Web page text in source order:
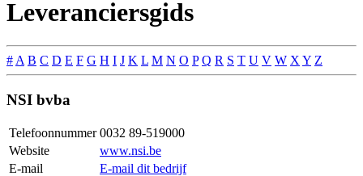
Leveranciersgids
# A B C D E F G H I J K L M N O P Q R S T U V W X Y Z
NSI bvba
Telefoonnummer 0032 89-519000
Website
www.nsi.be
E-mail
E-mail dit bedrijf